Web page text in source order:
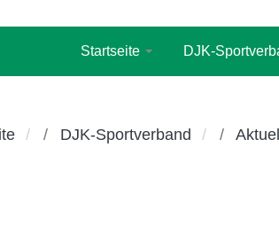
Startseite DJK-
DJK-Sportverband